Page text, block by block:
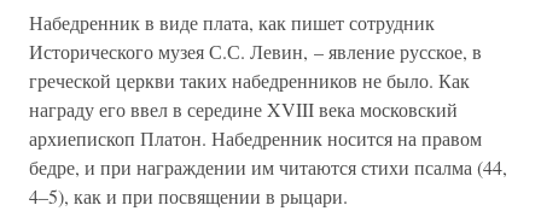
Набедренник в виде плата, как пишет сотрудник
Исторического музея С.С. Левин, – явление русское, в
греческой церкви таких набедренников не было. Как
награду его ввел в середине XVIII века московский
архиепископ Платон. Набедренник носится на правом
бедре, и при награждении им читаются стихи псалма (44,
4–5), как и при посвящении в рыцари.